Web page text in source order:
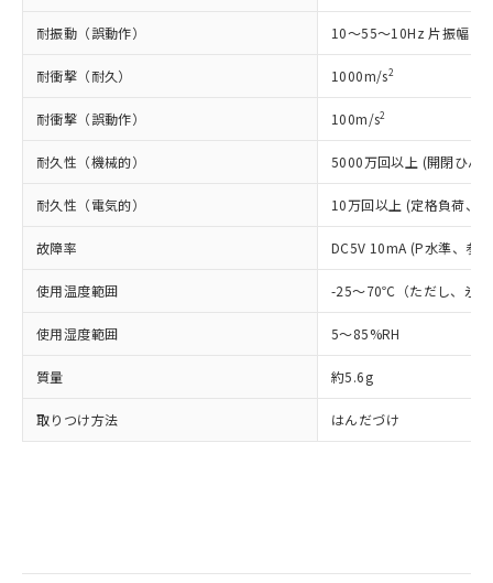
耐振動（誤動作） 10～55～10Hz 片振幅
耐衝撃（耐久） 1000m/s2
耐衝撃（誤動作） 100m/s2
耐久性（機械的） 5000万回以上 (開閉ひん
耐久性（電気的） 10万回以上 (定格負荷、
故障率 DC5V 10mA (P水準、参
使用温度範囲 -25～70℃（ただし、氷
使用湿度範囲 5～85%RH
質量 約5.6g
取りつけ方法 はんだづけ
正式な納期状況および標準価格はお客
様のお取引先、またはお客様担当のオ
ムロン制御機器販売店・当社販売員に
オムロン制御機器販売店や当社販売拠
」をご確認
ください。
在庫状況および標準価格結果を当社の
事前の承諾なく第三者に漏洩または開
マイパーツ機能（部品リスト作成サー
ビス）をご利用いただくには、I-Web
お客様が当ウェブサイト上で当社にご
登録された部品リストについて、当社
および当社の共同利用者が、当社の製
品・サービスに関するお客様との取
引・商談に必要な範囲で利用すること
ル) (DEHP)(別名：DOP) 1000ppm以下、フタル酸ブチ
ルベンジル（BBP） 1000ppm以下、フタル酸ジブチル
（DBP） 1000ppm以下、フタル酸ジイソブチル
(DIBP) 1000ppm以下
但し、RoHS指令で産業用監視および制御機器に対する
フタル酸エステル類の４物質については閾値を超える意
図的な使用がないことを確認しています。
※2 対応予定月
部品在庫の切り替え状況などにより、予定
※3 非含有証明書ダウンロード
下記の非含有証明書をダウンロードするこ
ものではありません。
ニル類) : 1000ppm、 PBDEs(ポリ臭化ジフェニルエーテ
ル類) : 1000ppm、
DBP(フタル酸ジブチル) : 1000ppm、 DIBP(フタル酸ジ
イソブチル) : 1000ppm、 BBP(フタル酸ブチルベンジ
ル) : 1000ppm、
※2 環境保護使用期限
「ｅ」：有害物質（10物質）のすべてが基
準値以下であることを示します。
「10」：通常の使用状況下において有害物
質が外部に漏えいし、環境に深刻な影響を
及ぼさない年数を意味します。
「－」：未確認です。当社販売部門へお問
い合わせください。
全に破砕するなど、違法に輸出されな
いよう必要な手段を講じます。
当社は貴社製品を、核兵器、ミサイ
ル、化学兵器、生物兵器またはその他
武器並びにこれらの製造装置等に一切
使用いたしません。
当社は、貴社製品を第三者に販売する
場合は、上記1、2および3の内容を当
該第三者に通知します。また当社は、
販売先および販売に係わる関係者が違
法に輸出するおそれがある場合は、取
合意する キャンセル
一定数以上の在庫あり
－
在庫なし(最新の在庫状況につ
いては、お客様のお取引先、ま
たはお客様担当のオムロン制御
機器販売店・当社販売員にご確
白
情報を公開していない機種